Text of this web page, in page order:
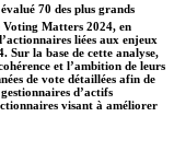
70 des plus grands
Voting Matters 2024, en
liées aux enjeux
Sur la base de cette analyse,
et l’ambition de leurs
de vote détaillées afin de
d’actifs
visant à améliorer